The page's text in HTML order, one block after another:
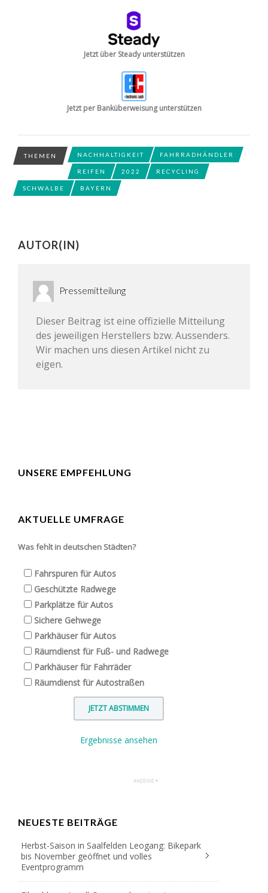
Jetzt über Steady unterstützen
Jetzt per Banküberweisung unterstützen
THEMEN NACHHALTIGKEIT FAHRRADHÄNDLER
REIFEN 2022 RECYCLING
SCHWALBE BAYERN
AUTOR(IN)
Pressemitteilung
Dieser Beitrag ist eine offizielle Mitteilung
des jeweiligen Herstellers bzw. Aussenders.
Wir machen uns diesen Artikel nicht zu
eigen.
UNSERE EMPFEHLUNG
AKTUELLE UMFRAGE
Was fehlt in deutschen Städten?
Fahrspuren für Autos
Geschützte Radwege
Parkplätze für Autos
Sichere Gehwege
Parkhäuser für Autos
Räumdienst für Fuß- und Radwege
Parkhäuser für Fahrräder
Räumdienst für Autostraßen
Ergebnisse ansehen
NEUESTE BEITRÄGE
Herbst-Saison in Saalfelden Leogang: Bikepark
bis November geöffnet und volles
Eventprogramm